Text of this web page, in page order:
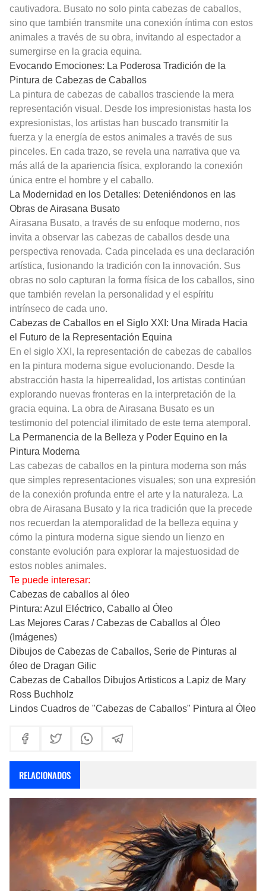
cautivadora. Busato no solo pinta cabezas de caballos,
sino que también transmite una conexión íntima con estos
animales a través de su obra, invitando al espectador a
sumergirse en la gracia equina.
Evocando Emociones: La Poderosa Tradición de la
Pintura de Cabezas de Caballos
La pintura de cabezas de caballos trasciende la mera
representación visual. Desde los impresionistas hasta los
expresionistas, los artistas han buscado transmitir la
fuerza y la energía de estos animales a través de sus
pinceles. En cada trazo, se revela una narrativa que va
más allá de la apariencia física, explorando la conexión
única entre el hombre y el caballo.
La Modernidad en los Detalles: Deteniéndonos en las
Obras de Airasana Busato
Airasana Busato, a través de su enfoque moderno, nos
invita a observar las cabezas de caballos desde una
perspectiva renovada. Cada pincelada es una declaración
artística, fusionando la tradición con la innovación. Sus
obras no solo capturan la forma física de los caballos, sino
que también revelan la personalidad y el espíritu
intrínseco de cada uno.
Cabezas de Caballos en el Siglo XXI: Una Mirada Hacia
el Futuro de la Representación Equina
En el siglo XXI, la representación de cabezas de caballos
en la pintura moderna sigue evolucionando. Desde la
abstracción hasta la hiperrealidad, los artistas continúan
explorando nuevas fronteras en la interpretación de la
gracia equina. La obra de Airasana Busato es un
testimonio del potencial ilimitado de este tema atemporal.
La Permanencia de la Belleza y Poder Equino en la
Pintura Moderna
Las cabezas de caballos en la pintura moderna son más
que simples representaciones visuales; son una expresión
de la conexión profunda entre el arte y la naturaleza. La
obra de Airasana Busato y la rica tradición que la precede
nos recuerdan la atemporalidad de la belleza equina y
cómo la pintura moderna sigue siendo un lienzo en
constante evolución para explorar la majestuosidad de
estos nobles animales.
Te puede interesar:
Cabezas de caballos al óleo
Pintura: Azul Eléctrico, Caballo al Óleo
Las Mejores Caras / Cabezas de Caballos al Óleo
(Imágenes)
Dibujos de Cabezas de Caballos, Serie de Pinturas al
óleo de Dragan Gilic
Cabezas de Caballos Dibujos Artisticos a Lapiz de Mary
Ross Buchholz
Lindos Cuadros de "Cabezas de Caballos" Pintura al Óleo
RELACIONADOS